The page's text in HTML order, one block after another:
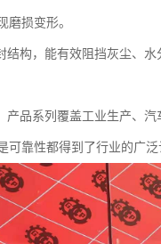
磨损变形。
结构，能有效阻挡灰尘、
产品系列覆盖工业生产、
可靠性都得到了行业的广泛